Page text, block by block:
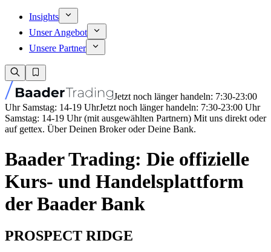
Insights
Unser Angebot
Unsere Partner
Jetzt noch länger handeln: 7:30-23:00
Uhr Samstag: 14-19 UhrJetzt noch länger handeln: 7:30-23:00 Uhr
Samstag: 14-19 Uhr (mit ausgewählten Partnern) Mit uns direkt oder
auf gettex. Über Deinen Broker oder Deine Bank.
Baader Trading: Die offizielle
Kurs- und Handelsplattform
der Baader Bank
PROSPECT RIDGE